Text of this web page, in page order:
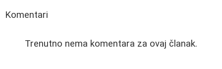
Komentari
Trenutno nema komentara za ovaj članak.